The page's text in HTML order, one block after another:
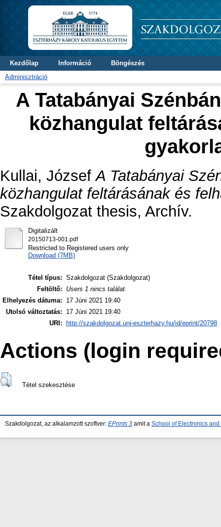
Kezdőlap Információ
Böngészés
Adminisztráció
A Tatabányai
közhangulat
Kullai, József A Tatabányai
közhangulat feltárásának és
Szakdolgozat thesis, Archív.
Digitalizált
20150713-001.pdf
Restricted to Registered users only
Download (7MB)
Tétel típus: Szakdolgozat (Szakdolgozat)
Feltöltő:
Users 1 nincs találat.
Elhelyezés dátuma:
17 Júni 2021 19:40
Utolsó változtatás:
17 Júni 2021 19:40
URI:
http://szakdolgozat.uni-eszterhazy.hu/id/eprint/20798
Actions (login
Tétel szekesztése
Szakdolgozat, az alkalamzott szoftver: EPrints 3 amit a School of Electronics